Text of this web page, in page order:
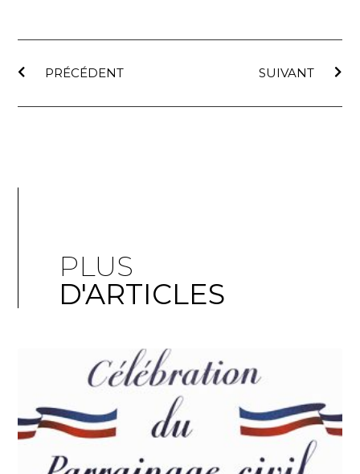
PRÉCÉDENT SUIVANT
PLUS
D'ARTICLES